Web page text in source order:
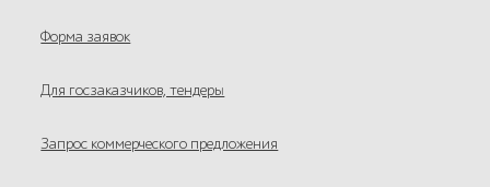
Форма заявок
Для госзаказчиков, тендеры
Запрос коммерческого предложения